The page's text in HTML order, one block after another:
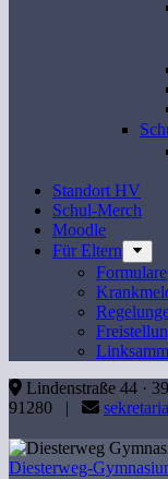
Standort HV
Schul-Merch
Moodle
Für Eltern
Formulare
Lindenstraße 44 ·
91280 |
Diesterweg-